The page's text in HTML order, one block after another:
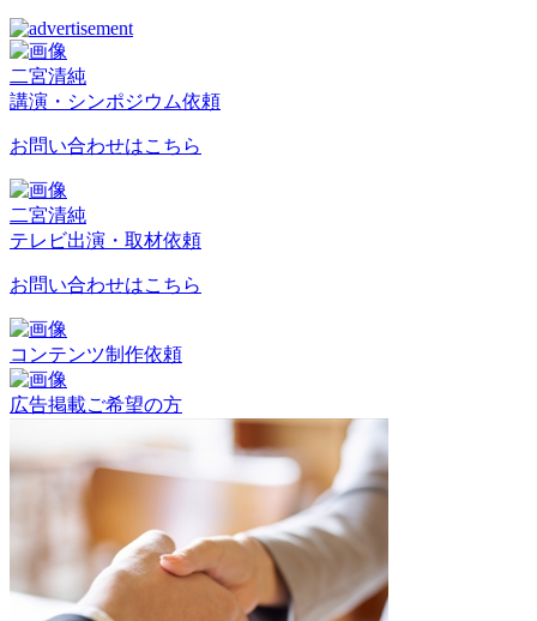
二宮清純
講演・シンポジウム依頼
お問い合わせはこちら
二宮清純
テレビ出演・取材依頼
お問い合わせはこちら
コンテンツ制作依頼
広告掲載ご希望の方